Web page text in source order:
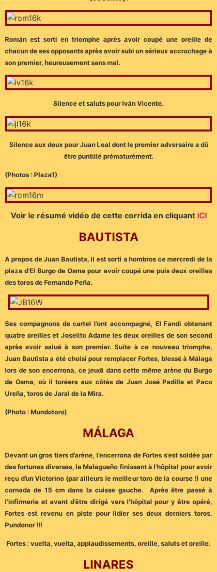
Román est sorti en triomphe après avoir coupé une oreille de
chacun de ses opposants après avoir subi un sérieux accrochage à
son premier, heureusement sans mal.
Silence et saluts pour Iván Vicente.
Silence aux deux pour Juan Leal dont le premier adversaire a dû
être puntillé prématurément.
(Photos : Plaza1)
Voir le résumé vidéo de cette corrida en cliquant ICI
BAUTISTA
A propos de Juan Bautista, il est sorti a hombros ce mercredi de la
plaza d’El Burgo de Osma pour avoir coupé une puis deux oreilles
des toros de Fernando Peña.
Ses compagnons de cartel l’ont accompagné, El Fandi obtenant
quatre oreilles et Joselito Adame les deux oreilles de son second
après avoir salué à son premier. Suite à ce nouveau triomphe,
Juan Bautista a été choisi pour remplacer Fortes, blessé à Málaga
lors de son encerrona, ce jeudi dans cette même arène du Burgo
de Osma, où il toréera aux côtés de Juan José Padilla et Paco
Ureña, toros de Jaral de la Mira.
(Photo : Mundotoro)
MÁLAGA
Devant un gros tiers d’arène, l’encerrona de Fortes s’est soldée par
des fortunes diverses, le Malagueño finissant à l’hôpital pour avoir
reçu d’un Victorino (par ailleurs le meilleur toro de la course !) une
cornada de 15 cm dans la cuisse gauche. Après être passé à
l’infirmerie et avant d’être dirigé vers l’hôpital pour y être opéré,
Fortes est revenu en piste pour lidier ses deux derniers toros.
Pundonor !!!
Fortes : vuelta, vuelta, applaudissements, oreille, saluts et oreille.
LINARES